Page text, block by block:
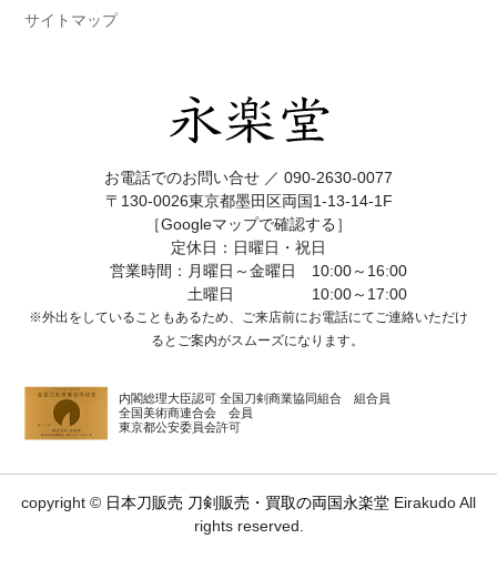
サイトマップ
お電話でのお問い合せ ／ 090-2630-0077
〒130-0026東京都墨田区両国1-13-14-1F
［Googleマップで確認する］
定休日：日曜日・祝日
営業時間：月曜日～金曜日 10:00～16:00
土曜日 10:00～17:00
※外出をしていることもあるため、ご来店前にお電話にてご連絡いただけ
ると ご案内がスムーズになります。
内閣総理大臣認可 全国刀剣商業協同組合 組合員
全国美術商連合会 会員
東京都公安委員会許可
copyright © 日本刀販売 刀剣販売・買取の両国永楽堂 Eirakudo All
rights reserved.